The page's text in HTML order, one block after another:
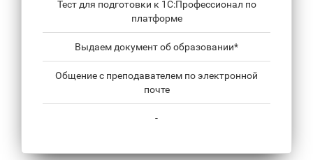
Тест для подготовки к 1С:Профессионал по
платформе
Выдаем документ об образовании*
Общение с преподавателем по электронной
почте
-